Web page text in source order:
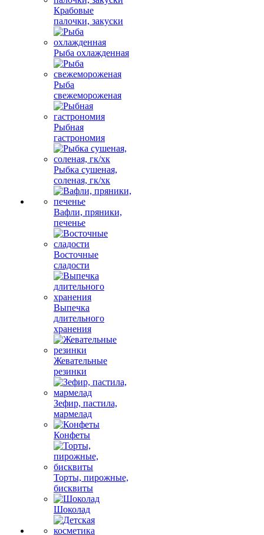
Крабовые
палочки, закуски
Рыба охлажденная
Рыба
свежемороженая
Рыбная
гастрономия
Рыбка сушеная,
соленая, гк/хк
Вафли, пряники,
печенье
Восточные
сладости
Выпечка
длительного
хранения
Жевательные
резинки
Зефир, пастила,
мармелад
Конфеты
Торты, пирожные,
бисквиты
Шоколад